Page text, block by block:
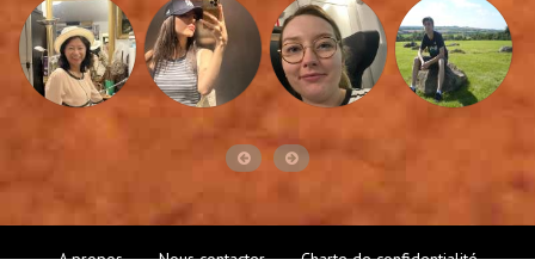
A propos Nous contacter Charte de confidentialité